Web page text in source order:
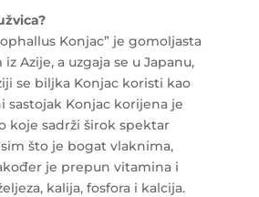
Konjac” je gomoljasta
Azije, a uzgaja se u Japanu,
se biljka Konjac koristi kao
sastojak Konjac korijena je
koje sadrži širok spektar
što je bogat vlaknima,
je prepun vitamina i
kalija, fosfora i kalcija.